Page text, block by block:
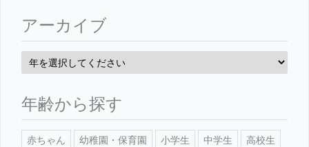
アーカイブ
年齢から探す
赤ちゃん 幼稚園・保育園 小学生 中学生 高校生